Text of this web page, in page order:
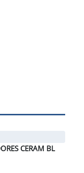
CERAM BL